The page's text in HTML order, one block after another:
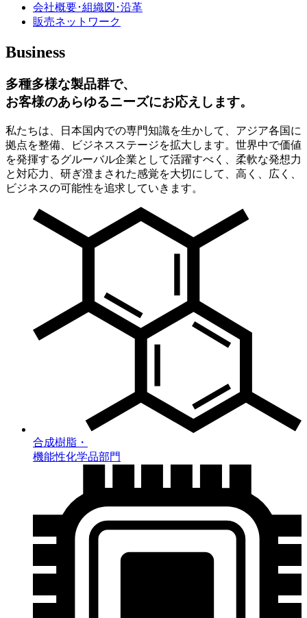
会社概要･組織図･沿革
販売ネットワーク
Business
多種多様な製品群で、
お客様のあらゆるニーズにお応えします。
私たちは、日本国内での専門知識を生かして、アジア各国に
拠点を整備、ビジネスステージを拡大します。世界中で価値
を発揮するグルーバル企業として活躍すべく、柔軟な発想力
と対応力、研ぎ澄まされた感覚を大切にして、高く、広く、
ビジネスの可能性を追求していきます。
合成樹脂・
機能性化学品部門